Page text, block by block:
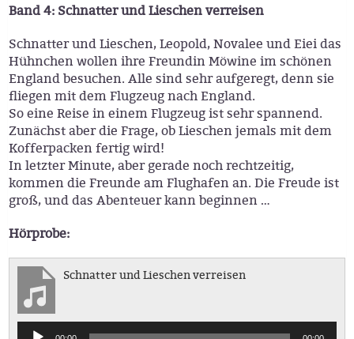
Band 4: Schnatter und Lieschen verreisen
Schnatter und Lieschen, Leopold, Novalee und Eiei das
Hühnchen wollen ihre Freundin Möwine im schönen
England besuchen. Alle sind sehr aufgeregt, denn sie
fliegen mit dem Flugzeug nach England.
So eine Reise in einem Flugzeug ist sehr spannend.
Zunächst aber die Frage, ob Lieschen jemals mit dem
Kofferpacken fertig wird!
In letzter Minute, aber gerade noch rechtzeitig,
kommen die Freunde am Flughafen an. Die Freude ist
groß, und das Abenteuer kann beginnen …
Hörprobe:
Schnatter und Lieschen verreisen
Audio-